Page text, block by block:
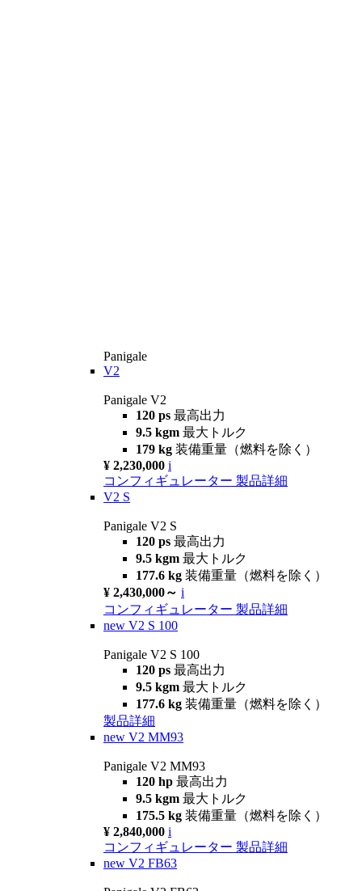
Panigale
V2
Panigale V2
120 ps 最高出力
9.5 kgm 最大トルク
179 kg 装備重量（燃料を除く）
¥ 2,230,000 i
コンフィギュレーター 製品詳細
V2 S
Panigale V2 S
120 ps 最高出力
9.5 kgm 最大トルク
177.6 kg 装備重量（燃料を除く）
¥ 2,430,000～ i
コンフィギュレーター 製品詳細
new V2 S 100
Panigale V2 S 100
120 ps 最高出力
9.5 kgm 最大トルク
177.6 kg 装備重量（燃料を除く）
製品詳細
new V2 MM93
Panigale V2 MM93
120 hp 最高出力
9.5 kgm 最大トルク
175.5 kg 装備重量（燃料を除く）
¥ 2,840,000 i
コンフィギュレーター 製品詳細
new V2 FB63